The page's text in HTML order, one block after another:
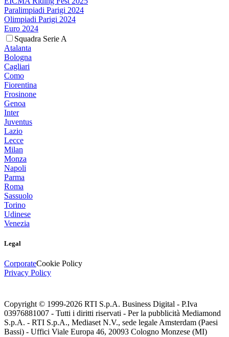
Paralimpiadi Parigi 2024
Olimpiadi Parigi 2024
Euro 2024
Squadra Serie A
Atalanta
Bologna
Cagliari
Como
Fiorentina
Frosinone
Genoa
Inter
Juventus
Lazio
Lecce
Milan
Monza
Napoli
Parma
Roma
Sassuolo
Torino
Udinese
Venezia
Legal
CorporateCookie Policy
Privacy Policy
Copyright © 1999-2026 RTI S.p.A. Business Digital - P.Iva
03976881007 - Tutti i diritti riservati - Per la pubblicità Mediamond
S.p.A. - RTI S.p.A., Mediaset N.V., sede legale Amsterdam (Paesi
Bassi) - Uffici Viale Europa 46, 20093 Cologno Monzese (MI)